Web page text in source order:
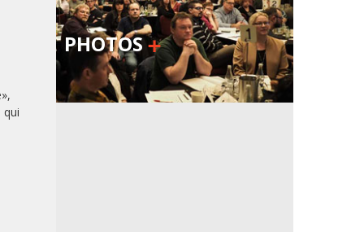
qui
PHOTOS